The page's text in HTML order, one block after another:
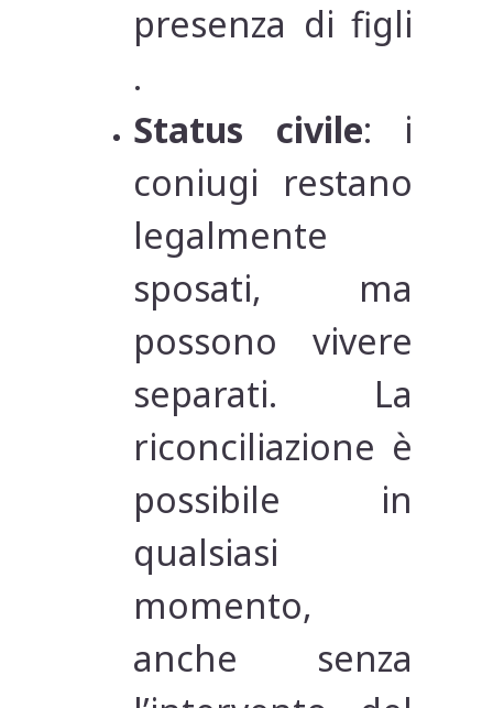
presenza di figli
.
Status civile: i
coniugi restano
legalmente
sposati, ma
possono vivere
separati. La
riconciliazione è
possibile in
qualsiasi
momento,
anche senza